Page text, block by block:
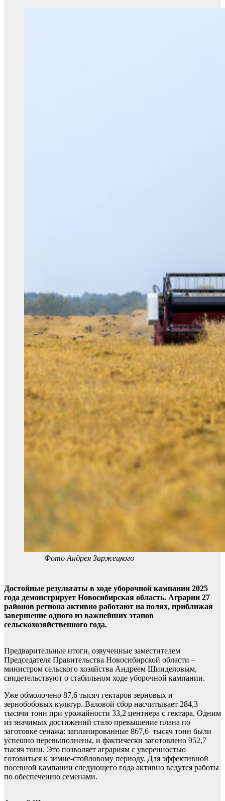
Фото Андрея Заржецкого
Достойные результаты в ходе уборочной кампании 2025
года демонстрирует Новосибирская область. Аграрии 27
районов региона активно работают на полях, приближая
завершение одного из важнейших этапов
сельскохозяйственного года.
Предварительные итоги, озвученные заместителем
Председателя Правительства Новосибирской области –
министром сельского хозяйства Андреем Шинделовым,
свидетельствуют о стабильном ходе уборочной кампании.
Уже обмолочено 87,6 тысяч гектаров зерновых и
зернобобовых культур. Валовой сбор насчитывает 284,3
тысячи тонн при урожайности 33,2 центнера с гектара. Одним
из значимых достижений стало превышение плана по
заготовке сенажа: запланированные 867,6 тысяч тонн были
успешно перевыполнены, и фактически заготовлено 952,7
тысяч тонн. Это позволяет аграриям с уверенностью
готовиться к зимне-стойловому периоду. Для эффективной
посевной кампании следующего года активно ведутся работы
по обеспечению семенами.